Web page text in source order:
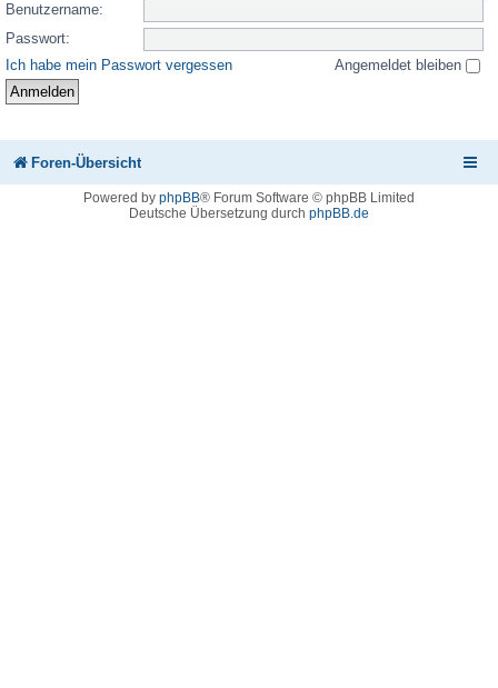
Benutzername:
Passwort:
Ich habe mein Passwort vergessen
Angemeldet bleiben
Foren-Übersicht
Powered by phpBB® Forum Software © phpBB Limited
Deutsche Übersetzung durch phpBB.de